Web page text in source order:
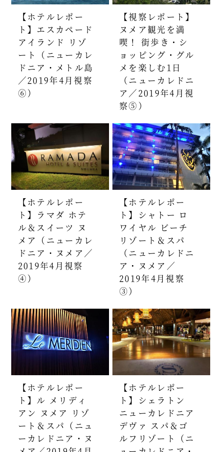
【ホテルレポー
ト】エスカペード
アイランド リゾ
ート（ニューカレ
ドニア・メトル島
／2019年4月視察
⑥）
【視察レポート】
ヌメア観光を満
喫！ 街歩き・シ
ョッピング・グル
メを楽しむ1日
（ニューカレドニ
ア／2019年4月視
察⑤）
【ホテルレポー
ト】ラマダ ホテ
ル＆スイーツ ヌ
メア（ニューカレ
ドニア・ヌメア／
2019年4月視察
④）
【ホテルレポー
ト】シャトー ロ
ワイヤル ビーチ
リゾート＆スパ
（ニューカレドニ
ア・ヌメア／
2019年4月視察
③）
【ホテルレポー
ト】ル メリディ
アン ヌメア リゾ
ート＆スパ（ニュ
ーカレドニア・ヌ
【ホテルレポー
ト】シェラトン
ニューカレドニア
デヴァ スパ＆ゴ
ルフリゾート（ニ